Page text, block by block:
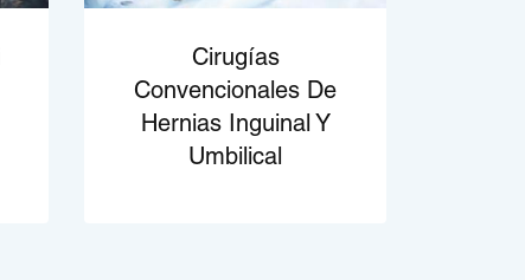
Cirugías
Convencionales De
Hernias Inguinal Y
Umbilical